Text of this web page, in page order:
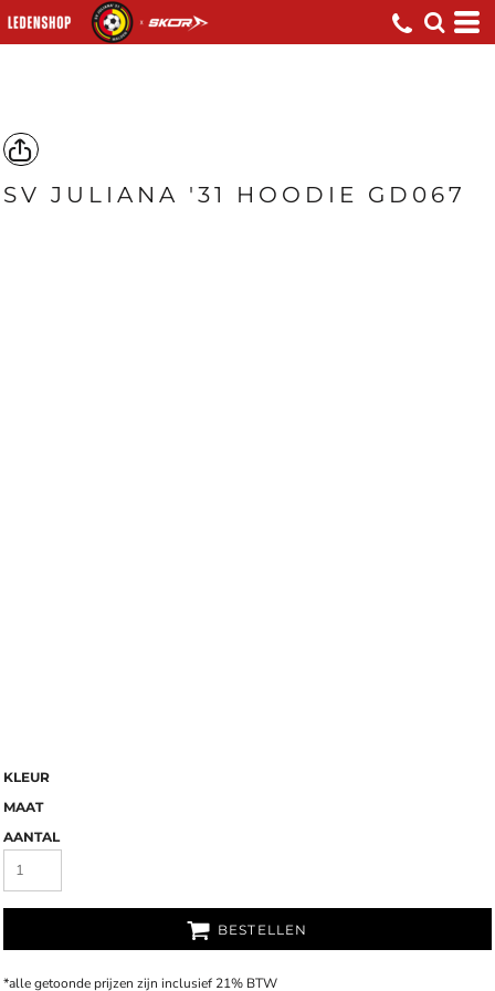
SV JULIANA '31 HOODIE GD067
KLEUR
MAAT
AANTAL
BESTELLEN
*alle getoonde prijzen zijn inclusief 21% BTW